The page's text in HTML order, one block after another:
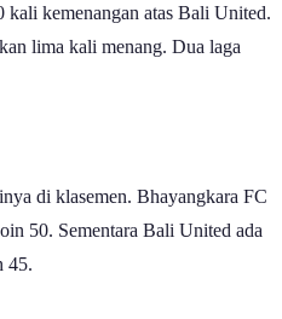
kali kemenangan atas Bali United.
lima kali menang. Dua laga
di klasemen. Bhayangkara FC
50. Sementara Bali United ada
45.